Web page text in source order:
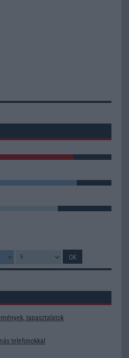
tapasztalatok
telefonokkal